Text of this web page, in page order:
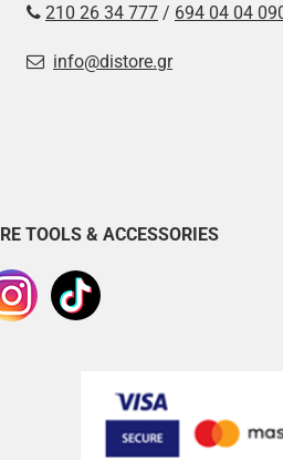
210 26 34 777 / 694 04 04
info@distore.gr
E TOOLS & ACCESSORIES